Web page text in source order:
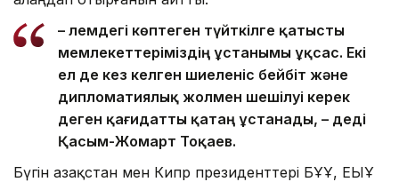
– Әлемдегі көптеген түйткілге қатысты
мемлекеттеріміздің ұстанымы ұқсас. Екі
ел де кез келген шиеленіс бейбіт және
дипломатиялық жолмен шешілуі керек
деген қағидатты қатаң ұстанады, – деді
Қасым-Жомарт Тоқаев.
Бүгін Қазақстан мен Кипр президенттері БҰҰ, ЕҚЫҰ